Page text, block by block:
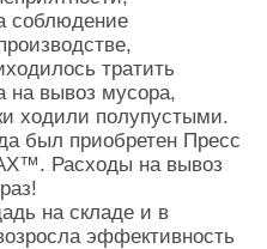
соблюдение
тратить
на вывоз мусора,
ходили полупустыми.
был приобретен Пресс
Расходы на вывоз
на складе и в
эффективность